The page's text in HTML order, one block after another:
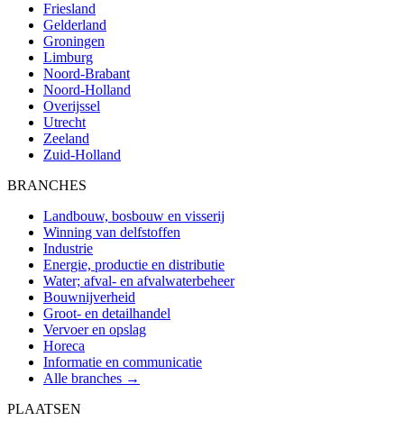
Friesland
Gelderland
Groningen
Limburg
Noord-Brabant
Noord-Holland
Overijssel
Utrecht
Zeeland
Zuid-Holland
BRANCHES
Landbouw, bosbouw en visserij
Winning van delfstoffen
Industrie
Energie, productie en distributie
Water; afval- en afvalwaterbeheer
Bouwnijverheid
Groot- en detailhandel
Vervoer en opslag
Horeca
Informatie en communicatie
Alle branches →
PLAATSEN